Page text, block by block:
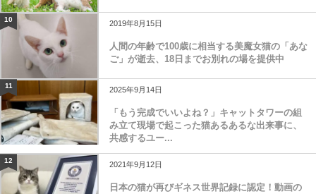
10 2019年8月15日
人間の年齢で100歳に相当する美魔女猫の「あな
ご」が逝去、18日までお別れの場を提供中
11 2025年9月14日
「もう完成でいいよね？」キャットタワーの組
み立て現場で起こった猫あるあるな出来事に、
共感するユー...
12 2021年9月12日
日本の猫が再びギネス世界記録に認定！動画の